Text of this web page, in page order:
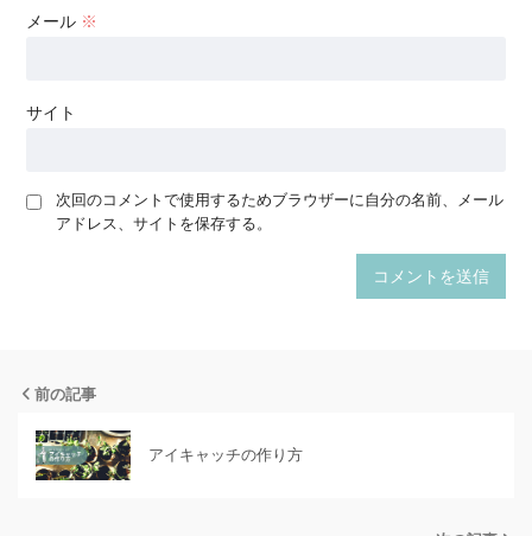
メール ※
サイト
次回のコメントで使用するためブラウザーに自分の名前、メール
アドレス、サイトを保存する。
前の記事
アイキャッチの作り方